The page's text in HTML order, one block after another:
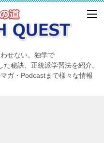
せない。独学で
秘訣、正統派学習法を紹介。
ガ・Podcastまで様々な情報